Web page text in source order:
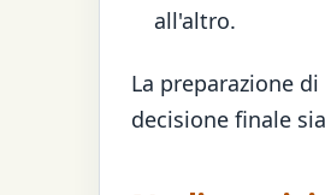
all'altro.
La preparazione
decisione finale